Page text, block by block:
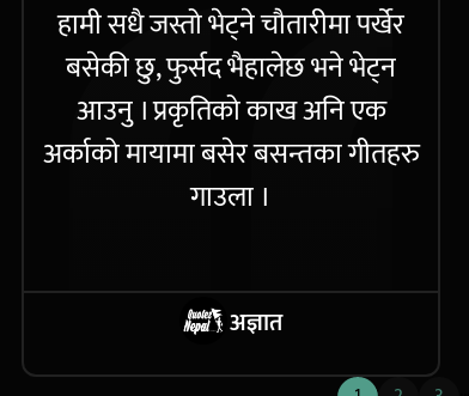
हामी सधै जस्तो भेट्ने चौतारीमा पर्खेर
बसेकी छु, फुर्सद भैहालेछ भने भेट्न
आउनु । प्रकृतिको काख अनि एक
अर्काको मायामा बसेर बसन्तका गीतहरु
गाउला ।
अज्ञात